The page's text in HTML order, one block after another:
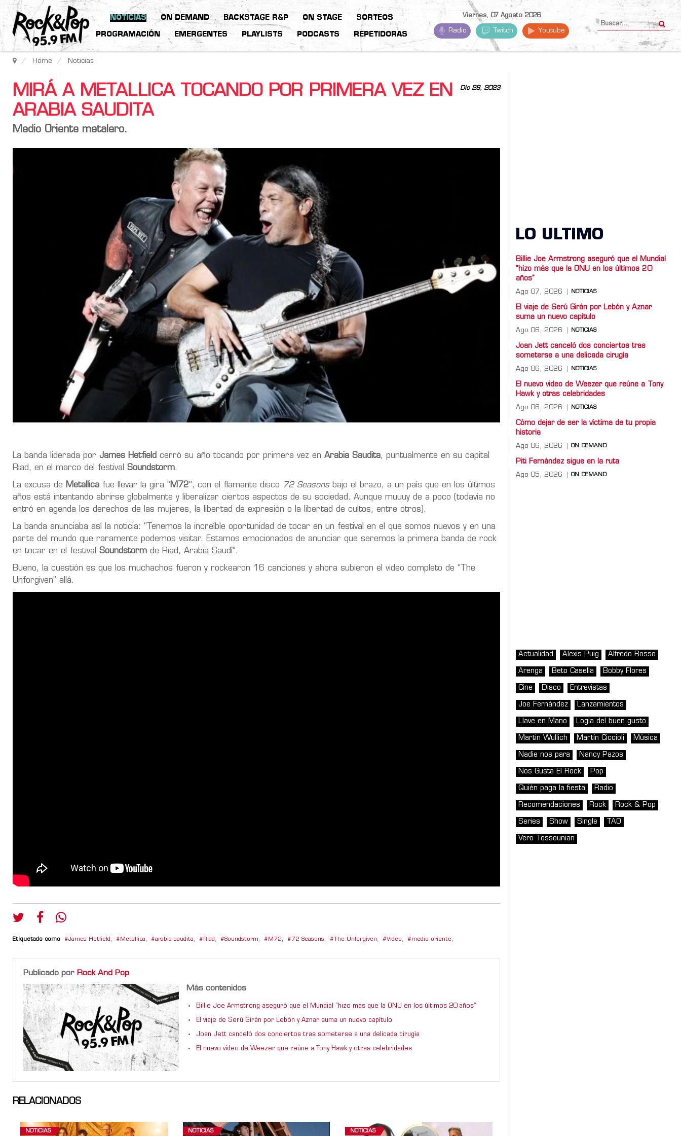
NOTICIAS ON DEMAND BACKSTAGE R&P ON STAGE SORTEOS
PROGRAMACIÓN EMERGENTES PLAYLISTS PODCASTS REPETIDORAS
Viernes, 07 Agosto 2026
Radio Twitch Youtube
Home Noticias
Dic 28, 2023
MIRÁ A METALLICA TOCANDO POR PRIMERA VEZ EN
ARABIA SAUDITA
Medio Oriente metalero.
La banda liderada por James Hetfield cerró su año tocando por primera vez en Arabia Saudita, puntualmente en su capital
Riad, en el marco del festival Soundstorm.
La excusa de Metallica fue llevar la gira “ M72”, con el flamante disco 72 Seasonsbajo el brazo, a un país que en los últimos
años está intentando abrirse globalmente y liberalizar ciertos aspectos de su sociedad. Aunque muuuy de a poco (todavía no
entró en agenda los derechos de las mujeres, la libertad de expresión o la libertad de cultos, entre otros).
La banda anunciaba así la noticia: “Tenemos la increíble oportunidad de tocar en un festival en el que somos nuevos y en una
parte del mundo que raramente podemos visitar. Estamos emocionados de anunciar que seremos la primera banda de rock
en tocar en el festival Soundstorm de Riad, Arabia Saudí”.
Bueno, la cuestión es que los muchachos fueron y rockearon 16 canciones y ahora subieron el video completo de “The
Unforgiven” allá.
Etiquetado como James Hetfield , Metallica, arabia saudita, Riad , Soundstorm, M72, 72 Seasons, The Unforgiven, Video, medio oriente,
Publicado por Rock And Pop
Más contenidos
Billie Joe Armstrong aseguró que el Mundial “hizo más que la ONU en los últimos 20 años”
El viaje de Serú Girán por Lebón y Aznar suma un nuevo capítulo
Joan Jett canceló dos conciertos tras someterse a una delicada cirugía
El nuevo video de Weezer que reúne a Tony Hawk y otras celebridades
RELACIONADOS
NOTICIAS NOTICIAS NOTICIAS
LO ULTIMO
Billie Joe Armstrong aseguró que el Mundial
“hizo más que la ONU en los últimos 20
años”
Ago 07, 2026 NOTICIAS
El viaje de Serú Girán por Lebón y Aznar
suma un nuevo capítulo
Ago 06, 2026 NOTICIAS
Joan Jett canceló dos conciertos tras
someterse a una delicada cirugía
Ago 06, 2026 NOTICIAS
El nuevo video de Weezer que reúne a Tony
Hawk y otras celebridades
Ago 06, 2026 NOTICIAS
Cómo dejar de ser la víctima de tu propia
historia
Ago 06, 2026 ON DEMAND
Piti Fernández sigue en la ruta
Ago 05, 2026 ON DEMAND
Actualidad Alexis Puig Alfredo Rosso
Arenga Beto Casella Bobby Flores
Cine Disco Entrevistas
Joe Fernández Lanzamientos
Llave en Mano Logia del buen gusto
Martin Wullich Martín Ciccioli Música
Nadie nos para Nancy Pazos
Nos Gusta El Rock Pop
Quién paga la fiesta Radio
Recomendaciones Rock Rock & Pop
Series Show Single TAO
Vero Tossounian